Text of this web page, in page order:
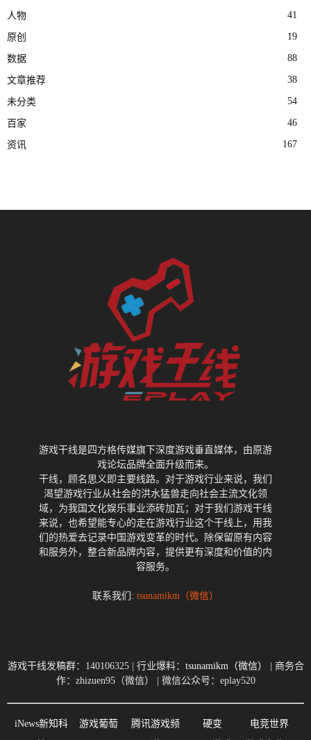
人物 41
原创 19
数据 88
文章推荐 38
未分类 54
百家 46
资讯 167
游戏干线是四方格传媒旗下深度游戏垂直媒体，由原游
戏论坛品牌全面升级而来。
干线，顾名思义即主要线路。对于游戏行业来说，我们
渴望游戏行业从社会的洪水猛兽走向社会主流文化领
域，为我国文化娱乐事业添砖加瓦；对于我们游戏干线
来说，也希望能专心的走在游戏行业这个干线上，用我
们的热爱去记录中国游戏变革的时代。除保留原有内容
和服务外，整合新品牌内容，提供更有深度和价值的内
容服务。
联系我们: tsunamikm（微信）
游戏干线发稿群：140106325 | 行业爆料： tsunamikm（微信）
| 商务合
作：zhizuen95（微信） | 微信公众号：eplay520
iNews新知科
游戏葡萄
腾讯游戏频
硬变
电竞世界